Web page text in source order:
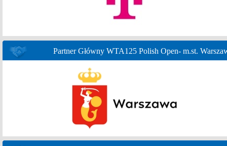
Partner Główny WTA125 Polish Open- m.st.